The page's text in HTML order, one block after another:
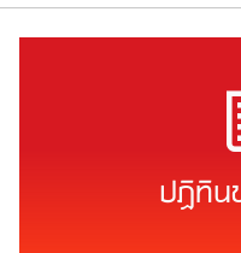
ปฏิทิน